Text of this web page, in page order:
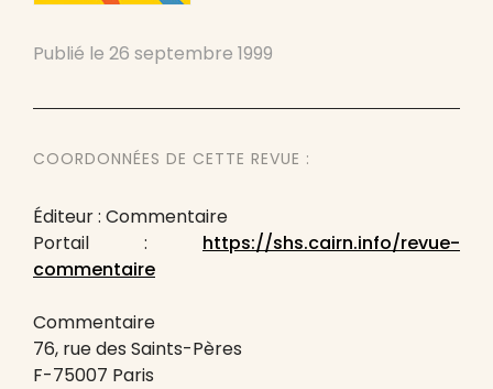
Publié le 26 septembre 1999
COORDONNÉES DE CETTE REVUE :
Éditeur : Commentaire
Portail : https://shs.cairn.info/revue-
commentaire
Commentaire
76, rue des Saints-Pères
F-75007 Paris